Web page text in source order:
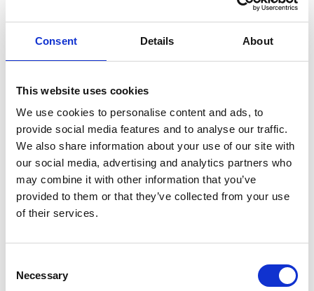
Consent Details About
This website uses cookies
We use cookies to personalise content and ads, to
provide social media features and to analyse our traffic.
We also share information about your use of our site with
our social media, advertising and analytics partners who
may combine it with other information that you’ve
provided to them or that they’ve collected from your use
of their services.
Selection
Necessary
Ponaučení, které bych předal svému
mladšímu já.
Začni se o své peníze radit s profesionálem hned, jak je
Co mi na mojí práci dává největší
smysl a proč bych jí neměnil?
Lidé přichází k uvědoměním, na které by bez mé pomoci
nepřišli. Zhodnocuji jejich peníze a chráním jim také
zdroj příjmu. Díky podnikání mám větší svobodu a řídím
proč?